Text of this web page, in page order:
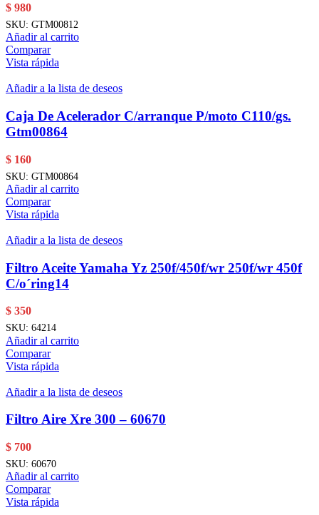
$ 980
SKU: GTM00812
Añadir al carrito
Comparar
Vista rápida
Añadir a la lista de deseos
Caja De Acelerador C/arranque P/moto C110/gs.
Gtm00864
$ 160
SKU: GTM00864
Añadir al carrito
Comparar
Vista rápida
Añadir a la lista de deseos
Filtro Aceite Yamaha Yz 250f/450f/wr 250f/wr 450f
C/o´ring14
$ 350
SKU: 64214
Añadir al carrito
Comparar
Vista rápida
Añadir a la lista de deseos
Filtro Aire Xre 300 – 60670
$ 700
SKU: 60670
Añadir al carrito
Comparar
Vista rápida